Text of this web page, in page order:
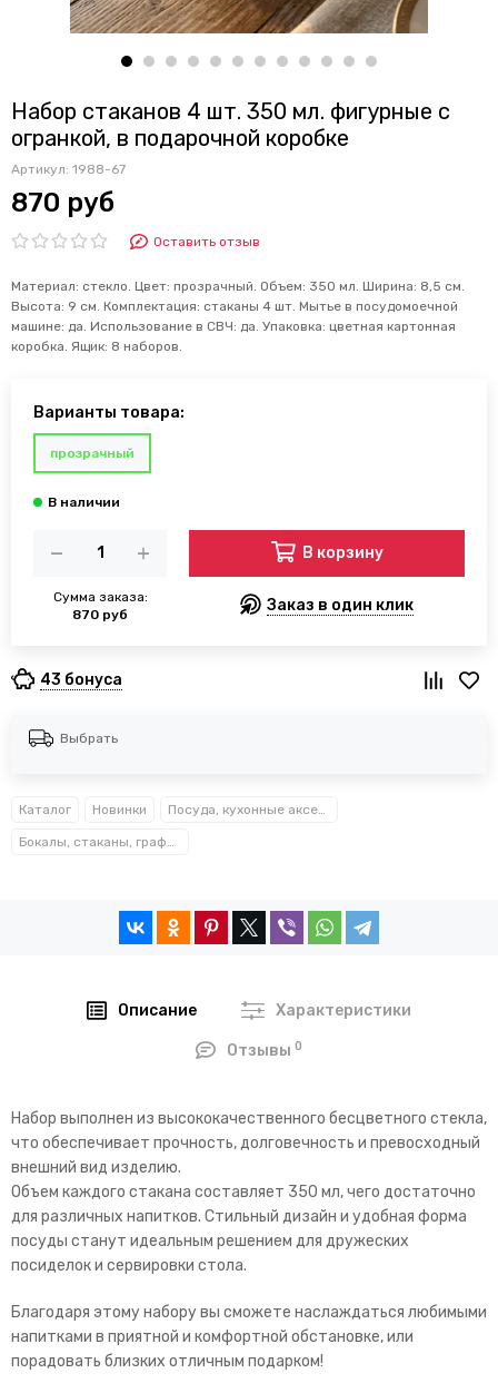
Набор стаканов 4 шт. 350 мл. фигурные с
огранкой, в подарочной коробке
Артикул: 1988-67
870 руб
Оставить отзыв
Материал: стекло. Цвет: прозрачный. Объем: 350 мл. Ширина: 8,5 см.
Высота: 9 см. Комплектация: стаканы 4 шт. Мытье в посудомоечной
машине: да. Использование в СВЧ: да. Упаковка: цветная картонная
коробка. Ящик: 8 наборов.
Варианты товара:
прозрачный
Сумма заказа:
870 руб
В корзину
Заказ в один клик
43 бонуса
Выбрать
Каталог Новинки Посуда, кухонные аксессуары и принадлежности TM Kamille TM Ofenbach
Бокалы, стаканы, графины
Описание Характеристики
Отзывы0
Набор выполнен из высококачественного бесцветного стекла,
что обеспечивает прочность, долговечность и превосходный
внешний вид изделию.
Объем каждого стакана составляет 350 мл, чего достаточно
для различных напитков. Стильный дизайн и удобная форма
посуды станут идеальным решением для дружеских
посиделок и сервировки стола.
Благодаря этому набору вы сможете наслаждаться любимыми
напитками в приятной и комфортной обстановке, или
порадовать близких отличным подарком!